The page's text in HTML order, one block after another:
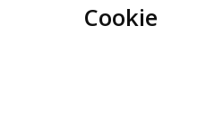
Cookie